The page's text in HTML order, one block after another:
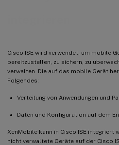
Cisco ISE wird verwendet, um mobile
bereitzustellen, zu sichern, zu
verwalten. Die auf das mobile Gerät
Folgendes:
Verteilung von Anwendungen und
Daten und Konfiguration auf dem
XenMobile kann in Cisco ISE integriert
nicht verwaltete Geräte auf der Cisco